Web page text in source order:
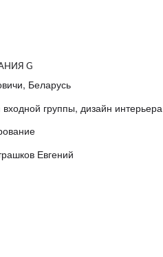
G
Беларусь
группы, дизайн интерьера
Евгений